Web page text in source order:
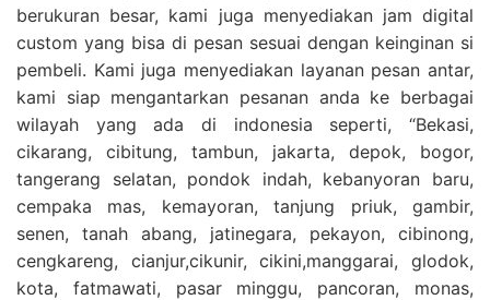
berukuran besar, kami juga menyediakan jam digital
custom yang bisa di pesan sesuai dengan keinginan si
pembeli. Kami juga menyediakan layanan pesan antar,
kami siap mengantarkan pesanan anda ke berbagai
wilayah yang ada di indonesia seperti, “Bekasi,
cikarang, cibitung, tambun, jakarta, depok, bogor,
tangerang selatan, pondok indah, kebanyoran baru,
cempaka mas, kemayoran, tanjung priuk, gambir,
senen, tanah abang, jatinegara, pekayon, cibinong,
cengkareng, cianjur,cikunir, cikini,manggarai, glodok,
kota, fatmawati, pasar minggu, pancoran, monas,